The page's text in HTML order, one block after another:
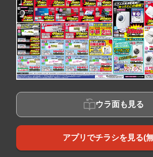
ウラ面も見る
アプリでチラシを見る(